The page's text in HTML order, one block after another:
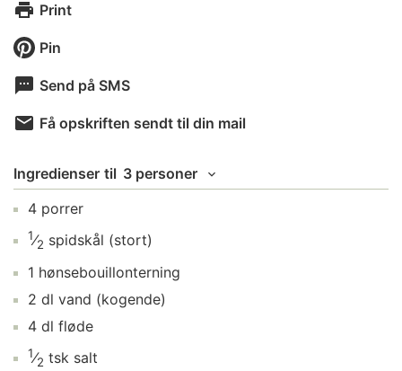
Print
Pin
Send på SMS
Få opskriften sendt til din mail
Ingredienser til 3 personer
4 porrer
1⁄2 spidskål (stort)
1 hønsebouillonterning
2 dl vand (kogende)
4 dl fløde
1⁄2 tsk salt